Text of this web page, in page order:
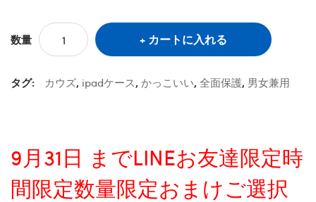
数量 カートに入れる
タグ: カウズ, ipadケース, かっこいい, 全面保護, 男女兼用
9月31日 までLINEお友達限定時
間限定数量限定おまけご選択